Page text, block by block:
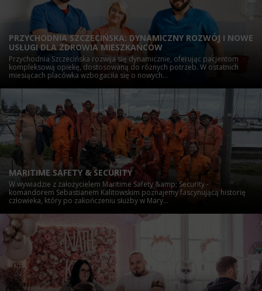
PRZYCHODNIA SZCZECIŃSKA: DYNAMICZNY ROZWÓJ I NOWE
USŁUGI DLA ZDROWIA MIESZKAŃCÓW
Przychodnia Szczecińska rozwija się dynamicznie, oferując pacjentom
kompleksową opiekę, dostosowaną do różnych potrzeb. W ostatnich
miesiącach placówka wzbogaciła się o nowych...
MARITIME SAFETY & SECURITY
W wywiadzie z założycielem Maritime Safety &amp; Security -
komandorem Sebastianem Kalitowskim poznajemy fascynującą historię
człowieka, który po zakończeniu służby w Mary...